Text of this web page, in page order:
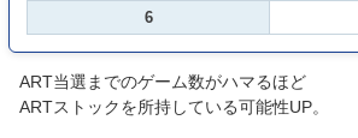
6
ART当選までのゲーム数がハマるほど
ARTストックを所持している可能性UP。